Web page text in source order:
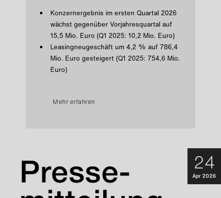
Konzernergebnis im ersten Quartal 2026
wächst gegenüber Vorjahresquartal auf
15,5 Mio. Euro (Q1 2025: 10,2 Mio. Euro)
Leasingneugeschäft um 4,2 % auf 786,4
Mio. Euro gesteigert (Q1 2025: 754,6 Mio.
Euro)
Mehr erfahren
24
Apr 2026